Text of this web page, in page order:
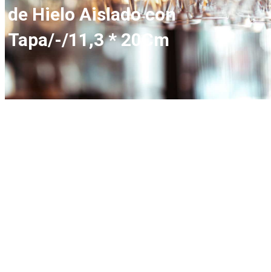
de Hielo Aislado con
Tapa/-/11,3 * 20Cm